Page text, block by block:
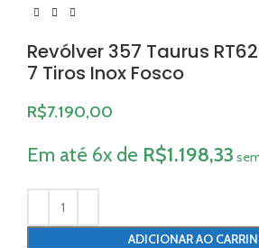
Revólver 357 Taurus
7 Tiros Inox Fosco
R$7.190,00
Em até 6x de R$1.198,33
ADICIONAR AO